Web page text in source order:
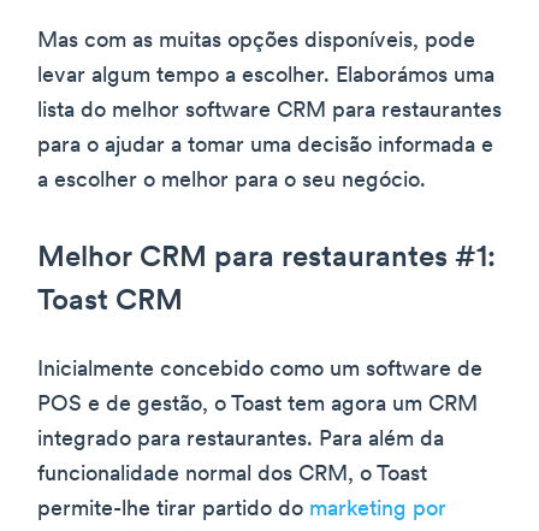
Mas com as muitas opções disponíveis, pode
levar algum tempo a escolher. Elaborámos uma
lista do melhor software CRM para restaurantes
para o ajudar a tomar uma decisão informada e
a escolher o melhor para o seu negócio.
Melhor CRM para restaurantes #1:
Toast CRM
Inicialmente concebido como um software de
POS e de gestão, o Toast tem agora um CRM
integrado para restaurantes. Para além da
funcionalidade normal dos CRM, o Toast
permite-lhe tirar partido do marketing por